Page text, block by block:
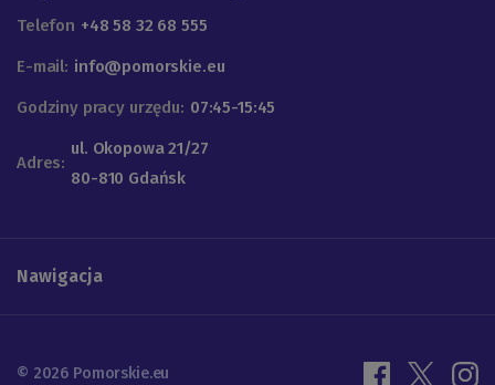
Telefon +48 58 32 68 555
E-mail: info@pomorskie.eu
Godziny pracy urzędu: 07:45-15:45
Adres:
ul. Okopowa 21/27
80-810 Gdańsk
Nawigacja
© 2026 Pomorskie.eu